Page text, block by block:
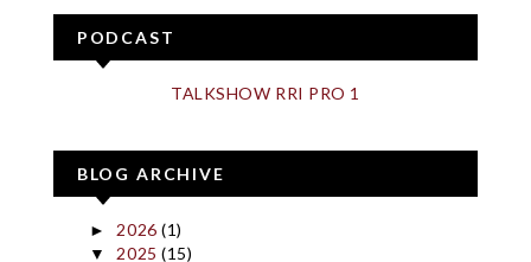
PODCAST
TALKSHOW RRI PRO 1
BLOG ARCHIVE
►2026(1)
▼ 2025(15)